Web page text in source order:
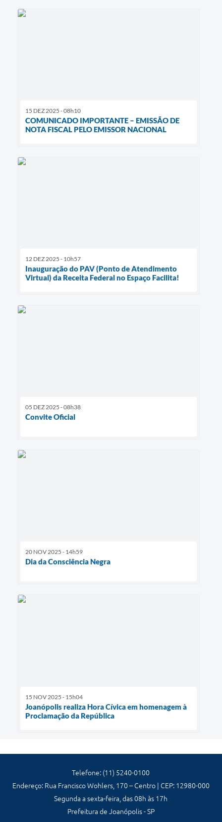
15 DEZ 2025 - 08h10
COMUNICADO IMPORTANTE – EMISSÃO DE
NOTA FISCAL PELO EMISSOR NACIONAL
12 DEZ 2025 - 10h57
Inauguração do PAV (Ponto de Atendimento
Virtual) da Receita Federal no Espaço Facilita!
05 DEZ 2025 - 08h38
Convite Oficial
20 NOV 2025 - 14h59
Dia da Consciência Negra
15 NOV 2025 - 15h04
Joanópolis realiza Hora Cívica em homenagem à
Proclamação da República
Telefone: (11) 5240-0100
Endereço: Rua Francisco Wohlers, 170 – Centro | CEP: 12980-000
Segunda a sexta-feira, das 08h às 17h
Prefeitura de Joanópolis - SP